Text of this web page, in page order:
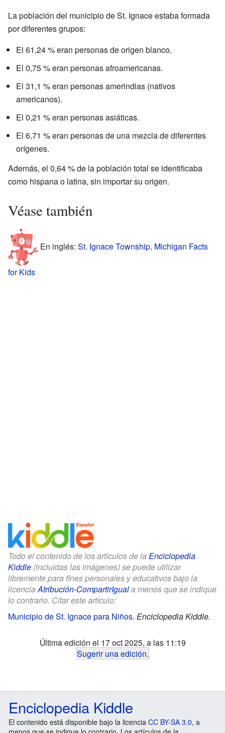
La población del municipio de St. Ignace estaba formada
por diferentes grupos:
El 61,24 % eran personas de origen blanco.
El 0,75 % eran personas afroamericanas.
El 31,1 % eran personas amerindias (nativos
americanos).
El 0,21 % eran personas asiáticas.
El 6,71 % eran personas de una mezcla de diferentes
orígenes.
Además, el 0,64 % de la población total se identificaba
como hispana o latina, sin importar su origen.
Véase también
En inglés: St. Ignace Township, Michigan Facts
for Kids
Todo el contenido de los artículos de la Enciclopedia
Kiddle (incluidas las imágenes) se puede utilizar
libremente para fines personales y educativos bajo la
licenciaAtribución-CompartirIguala menos que se indique
lo contrario. Citar este artículo:
Municipio de St. Ignace para Niños. Enciclopedia Kiddle.
Última edición el 17 oct 2025, a las 11:19
Sugerir una edición.
Enciclopedia Kiddle
El contenido está disponible bajo la licencia CC BY-SA 3.0, a